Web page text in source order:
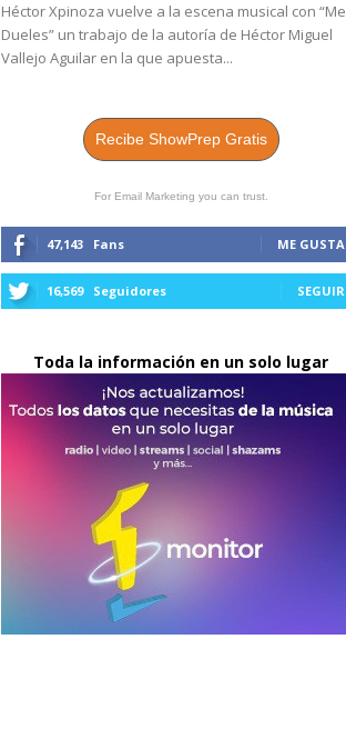
Héctor Xpinoza vuelve a la escena musical con “Me
Dueles” un trabajo de la autoría de Héctor Miguel
Vallejo Aguilar en la que apuesta...
Recibe ShowPrep Gratis
For Email Marketing you can trust.
47,143 Fans ME GUSTA
16,569 Seguidores SEGUIR
Toda la información en un solo lugar